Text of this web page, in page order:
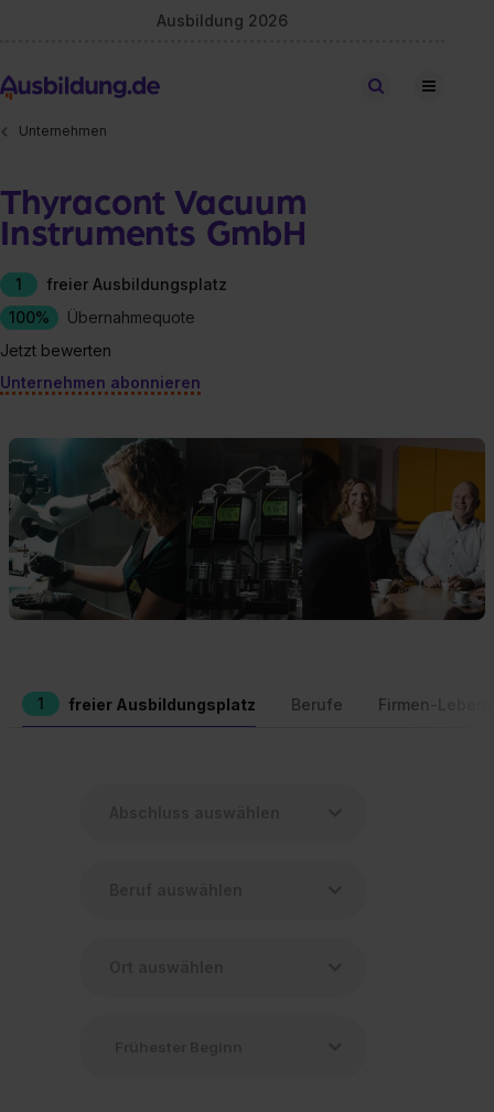
Ausbildung 2026
Stellen finden
Unternehmen
Thyracont Vacuum
Instruments GmbH
1
freier Ausbildungsplatz
100%
Übernahmequote
Jetzt bewerten
Unternehmen abonnieren
1 freier Ausbildungsplatz Berufe Firmen-